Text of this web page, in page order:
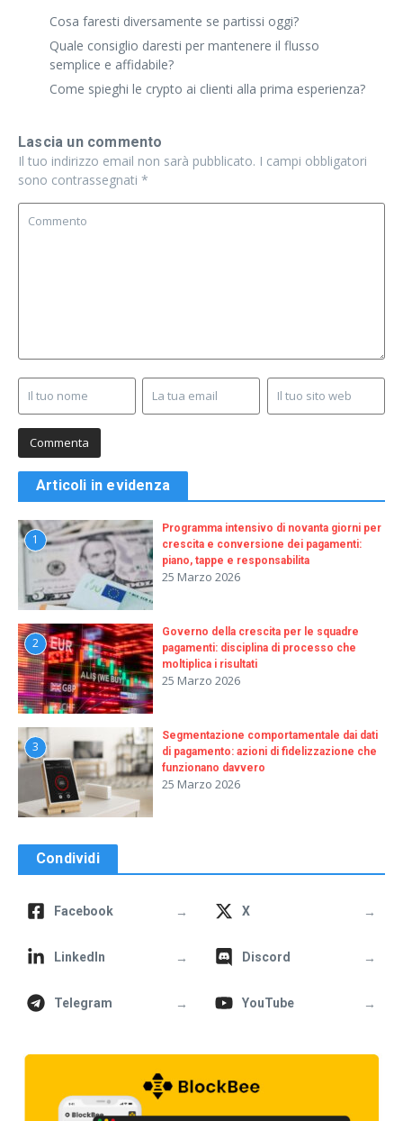
Cosa faresti diversamente se partissi oggi?
Quale consiglio daresti per mantenere il flusso
semplice e affidabile?
Come spieghi le crypto ai clienti alla prima esperienza?
Lascia un commento
Il tuo indirizzo email non sarà pubblicato. I campi obbligatori
sono contrassegnati *
Articoli in evidenza
1
Programma intensivo di novanta giorni per
crescita e conversione dei pagamenti:
piano, tappe e responsabilita
25 Marzo 2026
2
Governo della crescita per le squadre
pagamenti: disciplina di processo che
moltiplica i risultati
25 Marzo 2026
3
Segmentazione comportamentale dai dati
di pagamento: azioni di fidelizzazione che
funzionano davvero
25 Marzo 2026
Condividi
Facebook → X →
LinkedIn → Discord →
Telegram → YouTube →